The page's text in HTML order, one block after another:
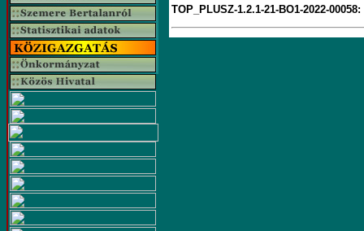
TOP_PLUSZ-1.2.1-21-BO1-2022-00058: